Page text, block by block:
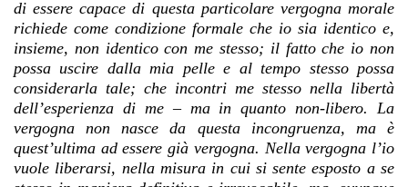
di essere capace di questa particolare vergogna morale
richiede come condizione formale che io sia identico e,
insieme, non identico con me stesso; il fatto che io non
possa uscire dalla mia pelle e al tempo stesso possa
considerarla tale; che incontri me stesso nella libertà
dell’esperienza di me – ma in quanto non-libero. La
vergogna non nasce da questa incongruenza, ma è
quest’ultima ad essere già vergogna. Nella vergogna l’io
vuole liberarsi, nella misura in cui si sente esposto a se